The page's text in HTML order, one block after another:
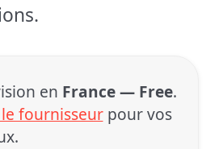
en France — Free.
fournisseurpour vos